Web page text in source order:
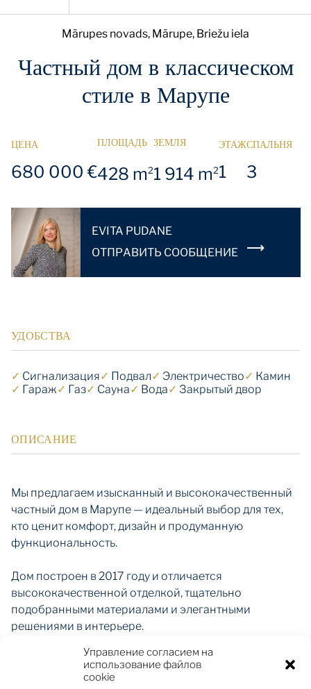
Управление согласием на
использование файлов
cookie
Mārupes novads, Mārupe, Briežu iela
Частный дом в классическом
стиле в Марупе
ЦЕНА
680 000 €
ПЛОЩАДЬ
428 m2
ЗЕМЛЯ
1 914 m2
ЭТАЖ
1
СПАЛЬНЯ
3
EVITA PUDANE
OТПРАВИТЬ СООБЩЕНИЕ
УДОБСТВА
✓ Cигнализация✓ Подвал✓ Электричество✓ Камин
✓ Гараж✓ Газ✓ Сауна✓ Вода✓ Закрытый двор
ОПИСАНИЕ
Мы предлагаем изысканный и высококачественный
частный дом в Марупе — идеальный выбор для тех,
кто ценит комфорт, дизайн и продуманную
функциональность.
Дом построен в 2017 году и отличается
высококачественной отделкой, тщательно
подобранными материалами и элегантными
решениями в интерьере.
гостиной занимает мраморный камин с большим
стеклянным окном, создающий особое ощущение